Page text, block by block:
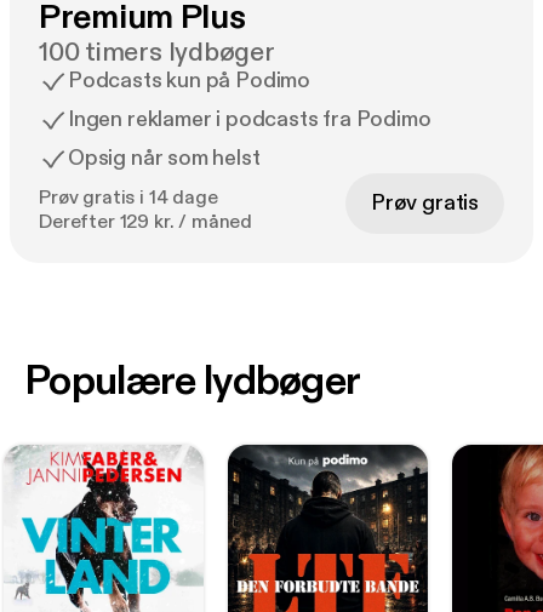
Premium Plus
100 timers lydbøger
Podcasts kun på Podimo
Ingen reklamer i podcasts fra Podimo
Opsig når som helst
Prøv gratis i 14 dage
Derefter 129 kr. / måned
Prøv gratis
Populære lydbøger